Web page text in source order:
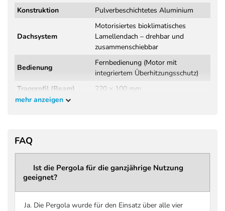
Konstruktion
Pulverbeschichtetes Aluminium
Dachsystem
Motorisiertes bioklimatisches
Lamellendach – drehbar und
zusammenschiebbar
Bedienung
Fernbedienung (Motor mit
integriertem Überhitzungsschutz)
Tragprofil (Beam)
220 × 100 mm
Wandstärke
Windbeständigkeit
Norm / Prüfung
DIN EN 13561:2015+A1:2004
(Wind- und Regenprüfung,
Regenklasse 2 – getestet bis 56
l/m² pro Stunde
mehr anzeigen
FAQ
Ist die Pergola für die ganzjährige Nutzung
geeignet?
Ja. Die Pergola wurde für den Einsatz über alle vier